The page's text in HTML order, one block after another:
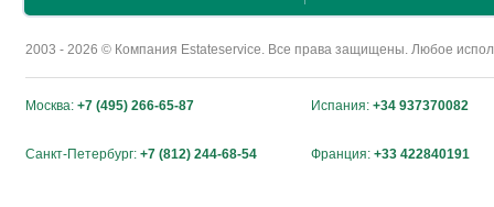
2003 - 2026 © Компания Estateservice. Все права защищены. Любое
Москва: +7 (495) 266-65-87 Испания: +34 937370082
Санкт-Петербург: +7 (812) 244-68-54 Франция: +33 422840191